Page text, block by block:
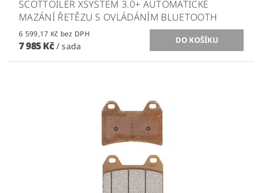
SCOTTOILER XSYSTEM 3.0+ AUTOMATICKÉ
MAZÁNÍ ŘETĚZU S OVLÁDÁNÍM BLUETOOTH
6 599,17 Kč bez DPH
7 985 Kč / sada